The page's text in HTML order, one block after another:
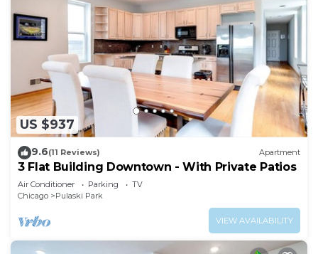
US $937
9.6(11 Reviews) Apartment
3 Flat Building Downtown - With Private Patios
Air Conditioner Parking
TV
Chicago
Pulaski Park
VIEW AVAILABILITY